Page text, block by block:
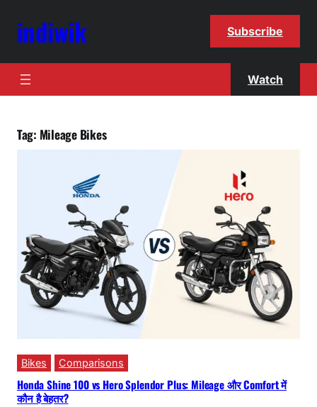
indiwik Subscribe
Watch
Tag: Mileage Bikes
Bikes Comparisons
Honda Shine 100 vs Hero Splendor Plus: Mileage और Comfort में
कौन है बेहतर?